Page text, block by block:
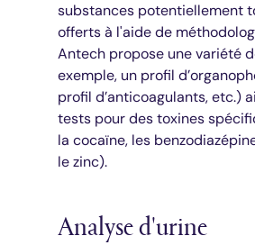
substances potentiellement
offerts à l'aide de
Antech propose une variété
exemple, un profil
profil d’anticoagulants, etc.)
tests pour des toxines
la cocaïne, les
le zinc).
Analyse d'urine